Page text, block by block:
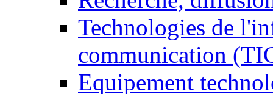
Technologies de
communication
Equipement